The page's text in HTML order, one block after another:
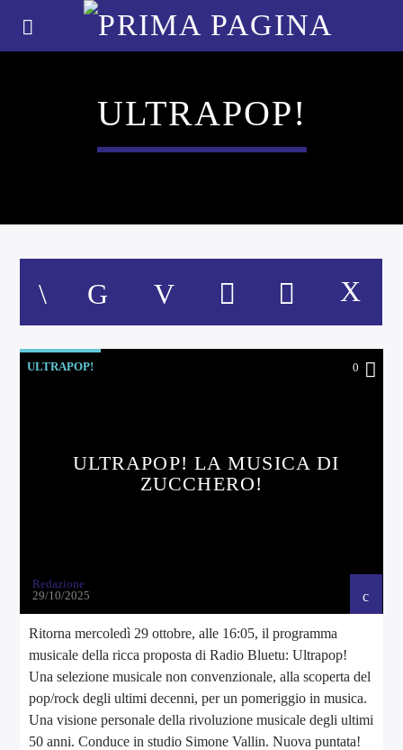
ULTRAPOP!
ULTRAPOP! 0
ULTRAPOP! LA MUSICA DI
ZUCCHERO!
Redazione
29/10/2025
Ritorna mercoledì 29 ottobre, alle 16:05, il programma
musicale della ricca proposta di Radio Bluetu: Ultrapop!
Una selezione musicale non convenzionale, alla scoperta del
pop/rock degli ultimi decenni, per un pomeriggio in musica.
Una visione personale della rivoluzione musicale degli ultimi
50 anni. Conduce in studio Simone Vallin. Nuova puntata!